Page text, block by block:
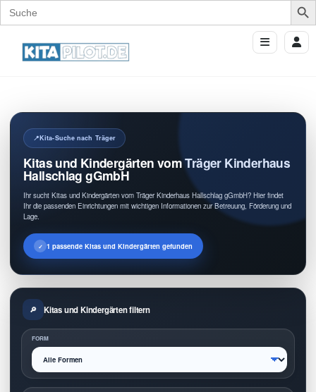
Search
for:
Kita-Suche nach Träger
Kitas und Kindergärten vom Träger Kinderhaus
Hallschlag gGmbH
Ihr sucht Kitas und Kindergärten vom Träger Kinderhaus Hallschlag gGmbH? Hier findet
Ihr die passenden Einrichtungen mit wichtigen Informationen zur Betreuung, Förderung und
Lage.
1 passende Kitas und Kindergärten gefunden
Kitas und Kindergärten filtern
FORM